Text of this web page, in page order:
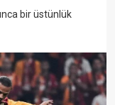
bir üstünlük